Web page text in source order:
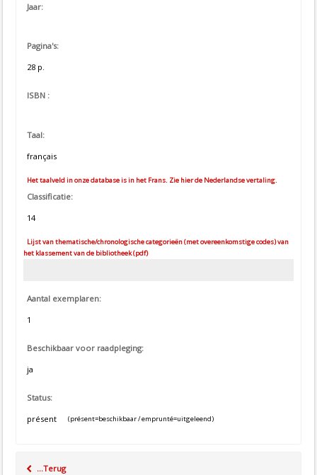
Jaar:
Pagina's:
28 p.
ISBN :
Taal:
français
Het taalveld in onze database is in het Frans. Zie hier de Nederlandse vertaling.
Classificatie:
14
Lijst van thematische/chronologische categorieën (met overeenkomstige codes) van
het klassement van de bibliotheek (pdf)
Aantal exemplaren:
1
Beschikbaar voor raadpleging:
ja
Status:
présent
(présent=beschikbaar / emprunté=uitgeleend)
...Terug